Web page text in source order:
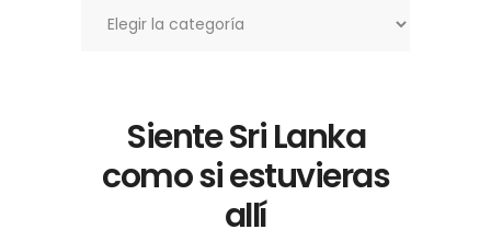
Siente Sri Lanka
como si estuvieras
allí